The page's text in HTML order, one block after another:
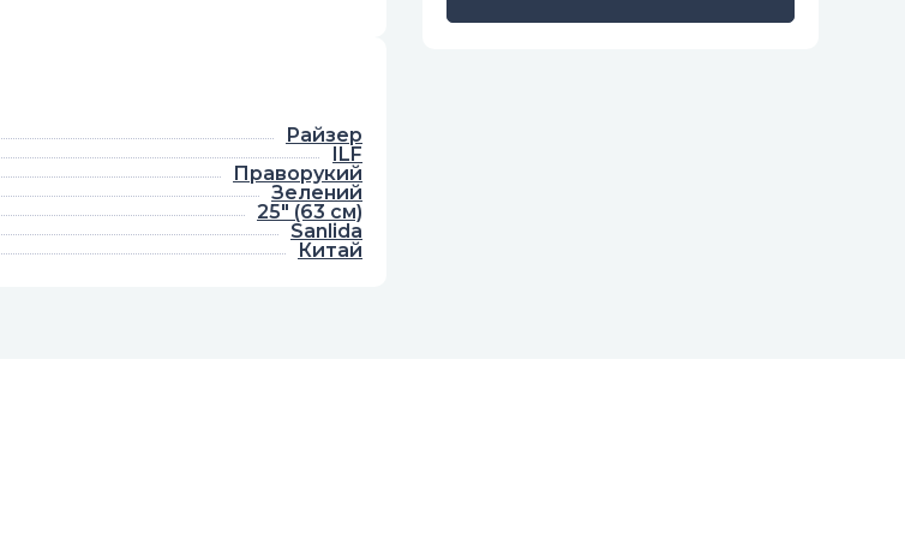
Райзер
ILF
Праворукий
Зелений
25" (63 см)
Sanlida
Китай